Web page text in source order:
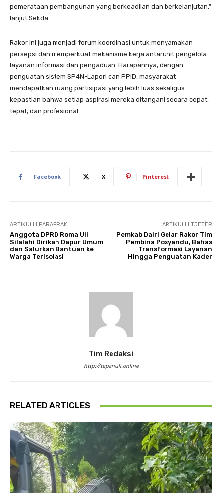
pemerataan pembangunan yang berkeadilan dan berkelanjutan,”
lanjut Sekda.
Rakor ini juga menjadi forum koordinasi untuk menyamakan
persepsi dan memperkuat mekanisme kerja antarunit pengelola
layanan informasi dan pengaduan. Harapannya, dengan
penguatan sistem SP4N-Lapor! dan PPID, masyarakat
mendapatkan ruang partisipasi yang lebih luas sekaligus
kepastian bahwa setiap aspirasi mereka ditangani secara cepat,
tepat, dan profesional.
Facebook X Pinterest
ARTIKULLI PARAPRAK
Anggota DPRD Roma Uli
Silalahi Dirikan Dapur Umum
dan Salurkan Bantuan ke
Warga Terisolasi
ARTIKULLI TJETËR
Pemkab Dairi Gelar Rakor Tim
Pembina Posyandu, Bahas
Transformasi Layanan
Hingga Penguatan Kader
Tim Redaksi
http://tapanuli.online
RELATED ARTICLES